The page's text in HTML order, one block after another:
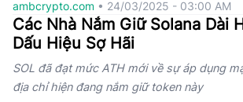
ambcrypto.com • 24/03/2025 - 03:00 AM
Các Nhà Nắm Giữ Solana Dài
Dấu Hiệu Sợ Hãi
SOL đã đạt mức ATH mới về sự áp dụng
địa chỉ hiện đang nắm giữ token này